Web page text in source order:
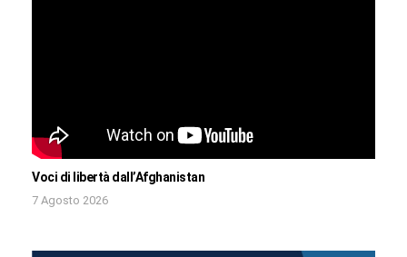
Voci di libertà dall’Afghanistan
7 Agosto 2026